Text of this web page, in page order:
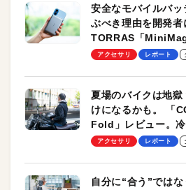
安全なモバイルバ
ぶべき理由を開発者
TORRAS「
ーも
アクセサリ レポート
夏場のバイクは地
けになるかも。 「
Fold」レビュー。
却プレート、シンプ
アクセサリ レポート
自分に“合う”では